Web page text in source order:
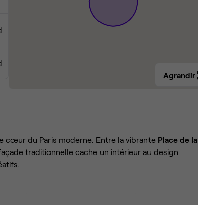
Agrandir
cœur du Paris moderne. Entre la vibrante Place de la
traditionnelle cache un intérieur au design